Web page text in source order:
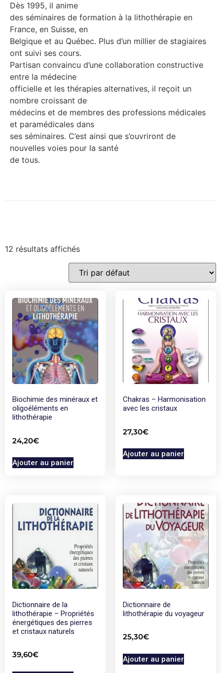
Dès 1995, il anime
des séminaires de formation à la lithothérapie en
France, en Suisse, en
Belgique et au Québec. Plus d’un millier de stagiaires
ont suivi ses cours.
Partisan convaincu d’une collaboration constructive
entre la médecine
officielle et les thérapies alternatives, il reçoit un
nombre croissant de
médecins et de membres des professions médicales
et paramédicales dans
ses séminaires. C’est ainsi que s’ouvriront de
nouvelles voies pour la santé
de tous.
12 résultats affichés
Biochimie des minéraux et
oligoéléments en
lithothérapie
24,20€
Ajouter au panier
Chakras – Harmonisation
avec les cristaux
27,30€
Ajouter au panier
Dictionnaire de la
lithothérapie – Propriétés
énergétiques des pierres
et cristaux naturels
39,60€
Dictionnaire de
lithothérapie du voyageur
25,30€
Ajouter au panier